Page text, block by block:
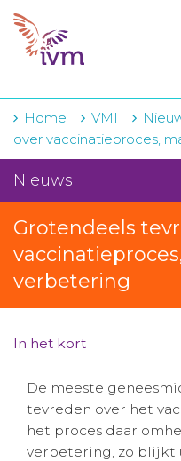
VMI
IVM-academie
Zorginstellingen
Voorschrijfgedrag
Projecten
Over IVM
Actueel
Contact
Winkelwagentje
Aanmelden
Home VMI
over vaccinatieproces,
Nieuws
Grotendeels
verbetering
In het kort
De meeste
tevreden over het
het proces daar
verbetering, zo blijkt